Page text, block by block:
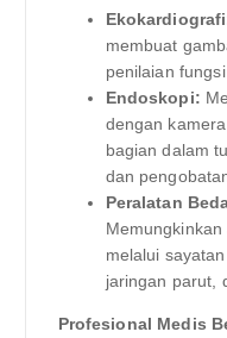
membuat
penilaian
Endoskopi:
dengan
bagian dalam
dan
Peralatan
melalui
jaringan parut,
Profesional Medis